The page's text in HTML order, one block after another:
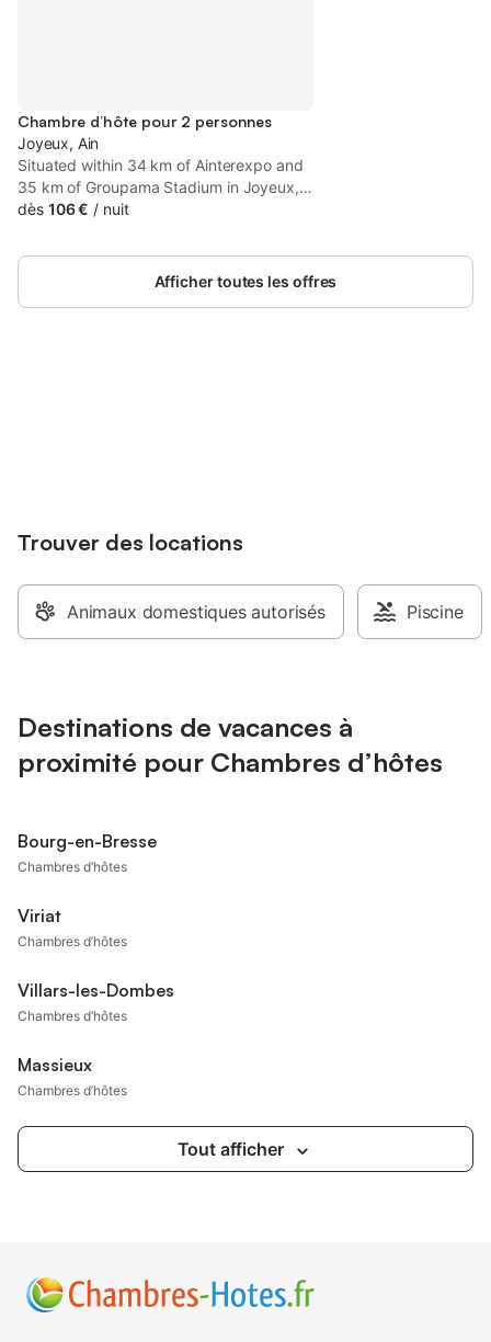
Chambre d’hôte pour 2 personnes
Joyeux, Ain
Situated within 34 km of Ainterexpo and
35 km of Groupama Stadium in Joyeux,
Chateau de Joyeux - Chambres d'Hotes
and seating area.
dès 106 € / nuit
Afficher toutes les offres
Trouver des locations
Animaux domestiques autorisés Piscine
Destinations de vacances à
proximité pour Chambres d’hôtes
Bourg-en-Bresse
Chambres d’hôtes
Viriat
Chambres d’hôtes
Villars-les-Dombes
Chambres d’hôtes
Massieux
Chambres d’hôtes
Tout afficher